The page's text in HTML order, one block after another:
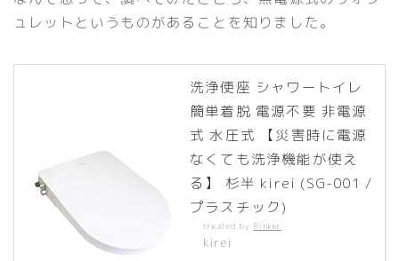
ュレットというものがあることを知りました。
洗浄便座 シャワートイレ
簡単着脱 電源不要 非電源
式 水圧式 【災害時に電源
なくても洗浄機能が使え
る】 杉半 kirei (SG-001 /
プラスチック)
created by Rinker
kirei